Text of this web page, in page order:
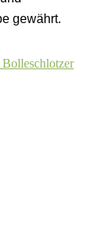
gewährt.